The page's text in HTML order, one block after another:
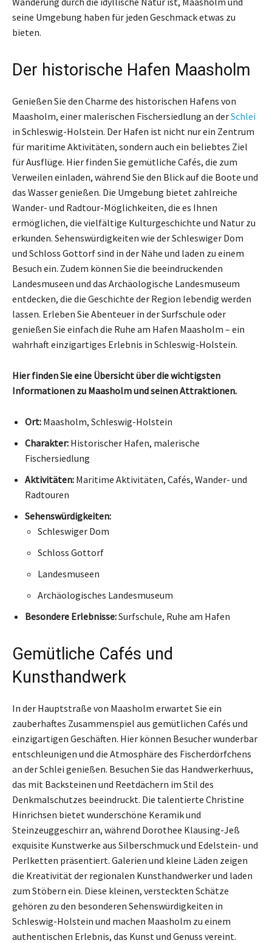
seine Umgebung haben für jeden Geschmack etwas zu
bieten.
Der historische Hafen Maasholm
Genießen Sie den Charme des historischen Hafens von
Maasholm, einer malerischen Fischersiedlung an derSchlei
in Schleswig-Holstein. Der Hafen ist nicht nur ein Zentrum
für maritime Aktivitäten, sondern auch ein beliebtes Ziel
für Ausflüge. Hier finden Sie gemütliche Cafés, die zum
Verweilen einladen, während Sie den Blick auf die Boote und
das Wasser genießen. Die Umgebung bietet zahlreiche
Wander- und Radtour-Möglichkeiten, die es Ihnen
ermöglichen, die vielfältige Kulturgeschichte und Natur zu
erkunden. Sehenswürdigkeiten wie der Schleswiger Dom
und Schloss Gottorf sind in der Nähe und laden zu einem
Besuch ein. Zudem können Sie die beeindruckenden
Landesmuseen und das Archäologische Landesmuseum
entdecken, die die Geschichte der Region lebendig werden
lassen. Erleben Sie Abenteuer in der Surfschule oder
genießen Sie einfach die Ruhe am Hafen Maasholm – ein
wahrhaft einzigartiges Erlebnis in Schleswig-Holstein.
Hier finden Sie eine Übersicht über die wichtigsten
Informationen zu Maasholm und seinen Attraktionen.
Ort: Maasholm, Schleswig-Holstein
Charakter: Historischer Hafen, malerische
Fischersiedlung
Aktivitäten: Maritime Aktivitäten, Cafés, Wander- und
Radtouren
Sehenswürdigkeiten:
Schleswiger Dom
Schloss Gottorf
Landesmuseen
Archäologisches Landesmuseum
Besondere Erlebnisse:Surfschule, Ruhe am Hafen
Gemütliche Cafés und
Kunsthandwerk
In der Hauptstraße von Maasholm erwartet Sie ein
zauberhaftes Zusammenspiel aus gemütlichen Cafés und
einzigartigen Geschäften. Hier können Besucher wunderbar
entschleunigen und die Atmosphäre des Fischerdörfchens
an der Schlei genießen. Besuchen Sie das Handwerkerhuus,
das mit Backsteinen und Reetdächern im Stil des
Denkmalschutzes beeindruckt. Die talentierte Christine
Hinrichsen bietet wunderschöne Keramik und
Steinzeuggeschirr an, während Dorothee Klausing-Jeß
exquisite Kunstwerke aus Silberschmuck und Edelstein- und
Perlketten präsentiert. Galerien und kleine Läden zeigen
die Kreativität der regionalen Kunsthandwerker und laden
zum Stöbern ein. Diese kleinen, versteckten Schätze
gehören zu den besonderen Sehenswürdigkeiten in
Schleswig-Holstein und machen Maasholm zu einem
authentischen Erlebnis, das Kunst und Genuss vereint.